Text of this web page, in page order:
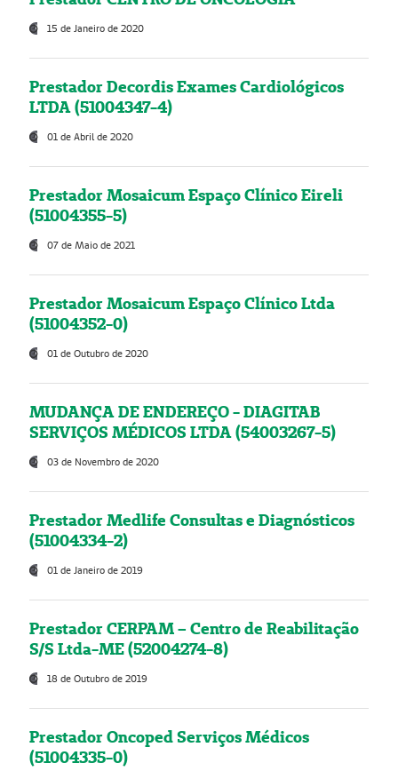
15 de Janeiro de 2020
Prestador Decordis Exames Cardiológicos
LTDA (51004347-4)
01 de Abril de 2020
Prestador Mosaicum Espaço Clínico Eireli
(51004355-5)
07 de Maio de 2021
Prestador Mosaicum Espaço Clínico Ltda
(51004352-0)
01 de Outubro de 2020
MUDANÇA DE ENDEREÇO - DIAGITAB
SERVIÇOS MÉDICOS LTDA (54003267-5)
03 de Novembro de 2020
Prestador Medlife Consultas e Diagnósticos
(51004334-2)
01 de Janeiro de 2019
Prestador CERPAM – Centro de Reabilitação
S/S Ltda-ME (52004274-8)
18 de Outubro de 2019
Prestador Oncoped Serviços Médicos
(51004335-0)